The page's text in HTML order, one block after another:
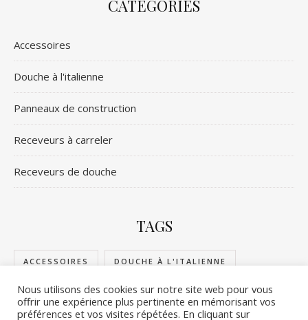
CATÉGORIES
Accessoires
Douche à l'italienne
Panneaux de construction
Receveurs à carreler
Receveurs de douche
TAGS
ACCESSOIRES DOUCHE À L'ITALIENNE
PANNEAUX DE CONSTRUCTION
RECEVEURS DE DOUCHE RECEVEURS À CARRELER
Nous utilisons des cookies sur notre site web pour vous
offrir une expérience plus pertinente en mémorisant vos
préférences et vos visites répétées. En cliquant sur